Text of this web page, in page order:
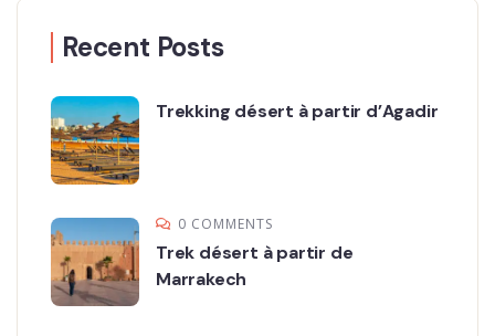
Recent Posts
Trekking désert à partir d’Agadir
0 COMMENTS
Trek désert à partir de
Marrakech